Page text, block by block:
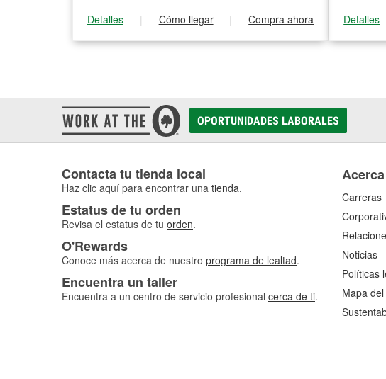
Detalles
| Cómo llegar | Compra ahora
Detalles
OPORTUNIDADES LABORALES
Contacta tu tienda local
Haz clic aquí para encontrar una tienda.
Estatus de tu orden
Revisa el estatus de tu orden.
O'Rewards
Conoce más acerca de nuestro programa de lealtad.
Encuentra un taller
Encuentra a un centro de servicio profesional cerca de ti.
Carreras
Noticias
Políticas
Mapa